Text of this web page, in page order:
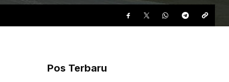
Pos Terbaru